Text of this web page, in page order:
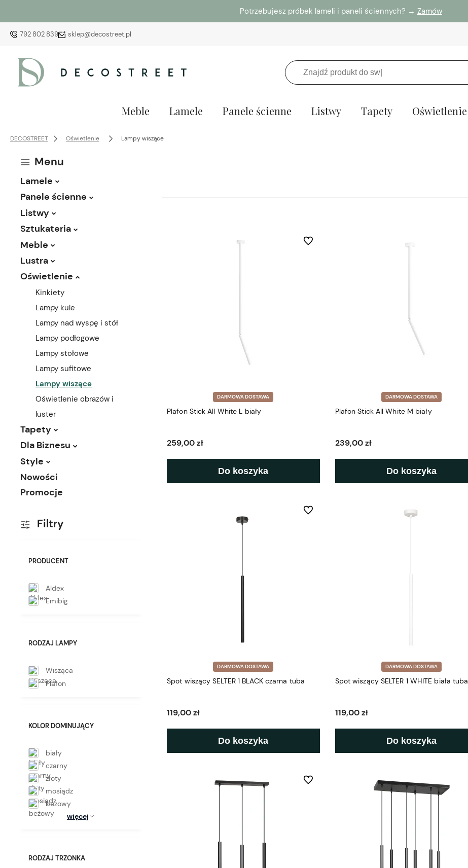
Potrzebujesz próbek lameli i paneli ściennych? → Zamów
792 802 839 sklep@decostreet.pl
Meble Lamele Panele ścienne Listwy Tapety Oświetlenie
DECOSTREET Oświetlenie Lampy wiszące
Menu
Lamele
Panele ścienne
Listwy
Sztukateria
Meble
Lustra
Oświetlenie
Kinkiety
Lampy kule
Lampy nad wyspę i stół
Lampy podłogowe
Lampy stołowe
Lampy sufitowe
Lampy wiszące
Oświetlenie obrazów i
luster
Tapety
Dla Biznesu
Style
Nowości
Promocje
Filtry
PRODUCENT
Aldex
Emibig
RODZAJ LAMPY
Wisząca
Plafon
KOLOR DOMINUJĄCY
biały
czarny
złoty
mosiądz
beżowy
więcej
RODZAJ TRZONKA
DARMOWA DOSTAWA
Plafon Stick All White L biały
259,00 zł
Do koszyka
Do ulubionych
DARMOWA DOSTAWA
Plafon Stick All White M biały
239,00 zł
Do koszyka
DARMOWA DOSTAWA
Spot wiszący SELTER 1 BLACK czarna tuba
119,00 zł
Do koszyka
Do ulubionych
DARMOWA DOSTAWA
Spot wiszący SELTER 1 WHITE biała tuba
119,00 zł
Do koszyka
Do ulubionych